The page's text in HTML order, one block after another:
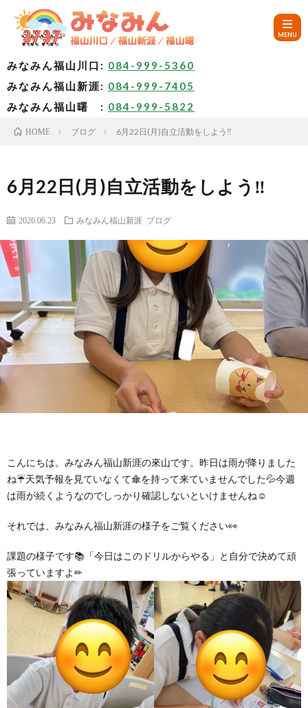
みなみん福山川口: 084-999-5360
みなみん福山新涯: 084-999-7405
みなみん福山曙 : 084-999-5822
み
ん
に
つ
支
ロ
グ
ラ
ム
み
な
み
ん
用
ま
で
の
流
🚙
ア
ク
✨
オ
ン
ス
タ
ッ
フ
募
【公
者
ン
ケ
ー
ト・
事
合
せ
📞
川
保
護
者
ギ
ャ
山
涯】
保
護
者
ギ
【福
曙】
保
護
者
ギ
HOME ブログ 6月22日(月)自立活動をしよう‼
6月22日(月)自立活動をしよう‼
2026.06.23 みなみん福山新涯 ブログ
こんにちは。みなみん福山新涯の來山です。昨日は雨が降りました
ね☔天気予報を見ていなくて傘を持って来ていませんでした💦今週
は雨が続くようなのでしっかり確認しないといけませんね☺
それでは、みなみん福山新涯の様子をご覧ください👀
課題の様子です📚「今日はこのドリルからやる」と自分で決めて頑
張っていますよ✏